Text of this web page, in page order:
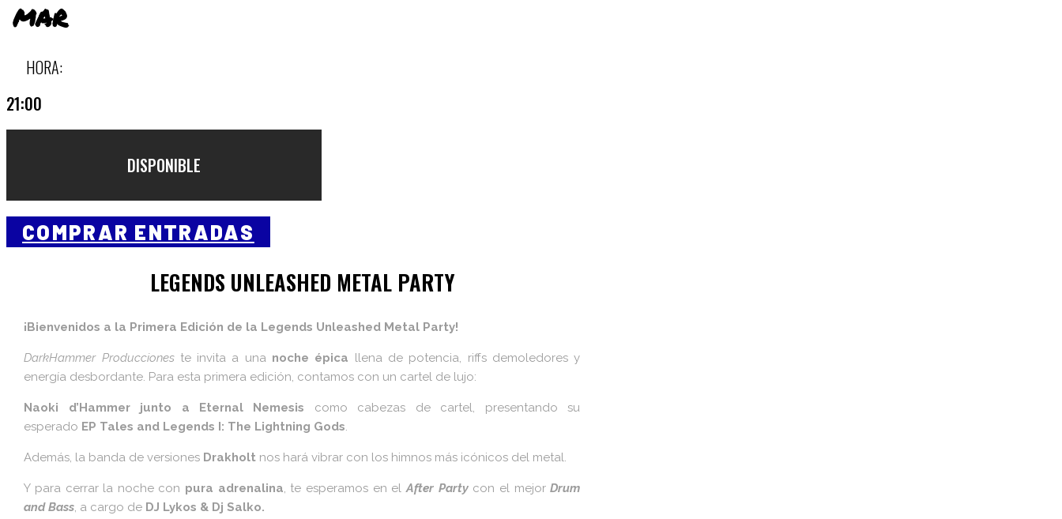
MAR
HORA:
21:00
DISPONIBLE
COMPRAR ENTRADAS
LEGENDS UNLEASHED METAL PARTY
¡Bienvenidos a la Primera Edición de la Legends Unleashed Metal Party!
DarkHammer Produccioneste invita a una noche épica llena de potencia, riffs demoledores y
energía desbordante. Para esta primera edición, contamos con un cartel de lujo:
Naoki d’Hammer junto a Eternal Nemesis como cabezas de cartel, presentando su
esperado EP Tales and Legends I: The Lightning Gods.
Además, la banda de versiones Drakholt nos hará vibrar con los himnos más icónicos del metal.
Y para cerrar la noche con pura adrenalina, te esperamos en elAfter Partycon el mejorDrum
and Bass, a cargo de DJ Lykos & Dj Salko.